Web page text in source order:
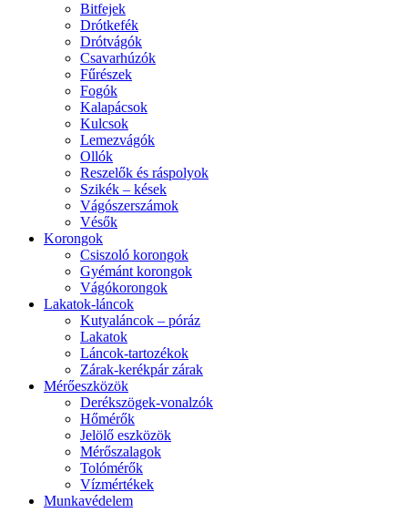
Bitfejek
Drótkefék
Drótvágók
Csavarhúzók
Fűrészek
Fogók
Kalapácsok
Kulcsok
Lemezvágók
Ollók
Reszelők és ráspolyok
Szikék – kések
Vágószerszámok
Vésők
Korongok
Csiszoló korongok
Gyémánt korongok
Vágókorongok
Lakatok-láncok
Kutyaláncok – póráz
Lakatok
Láncok-tartozékok
Zárak-kerékpár zárak
Mérőeszközök
Derékszögek-vonalzók
Hőmérők
Jelölő eszközök
Mérőszalagok
Tolómérők
Vízmértékek
Munkavédelem